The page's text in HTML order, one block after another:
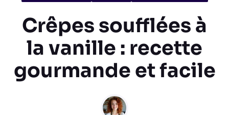
Crêpes soufflées à
la vanille : recette
gourmande et facile